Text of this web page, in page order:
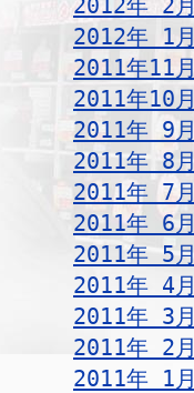
2012年 2月
2012年 1月
2011年11月
2011年10月
2011年 9月
2011年 8月
2011年 7月
2011年 6月
2011年 5月
2011年 4月
2011年 3月
2011年 2月
2011年 1月